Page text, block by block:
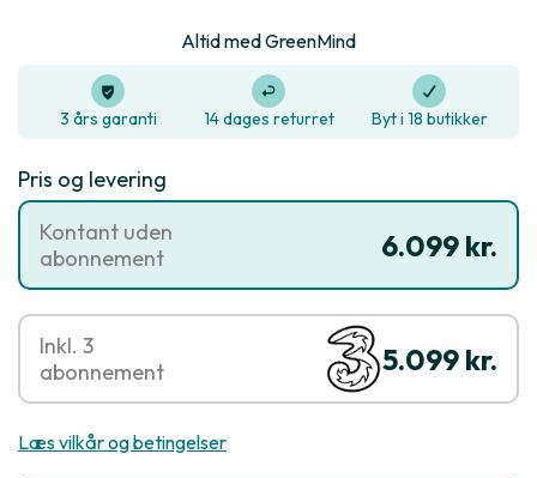
Altid med GreenMind
3 års garanti 14 dages returret Byt i 18 butikker
Pris og levering
6.099 kr.
Kontant uden
abonnement
5.099 kr.
Inkl. 3
abonnement
Læs vilkår og betingelser